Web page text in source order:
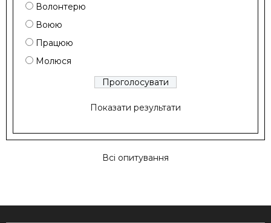
Волонтерю
Воюю
Працюю
Молюся
Показати результати
Всі опитування